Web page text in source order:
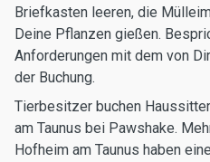
Briefkasten leeren, die
Deine Pflanzen gießen.
Anforderungen mit dem von
der Buchung.
Tierbesitzer buchen
am Taunus bei Pawshake.
Hofheim am Taunus haben